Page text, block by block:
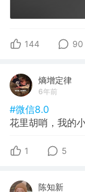
144 90
熵增定律
6年前
#微信8.0
花里胡哨，我的
1 5
陈知新